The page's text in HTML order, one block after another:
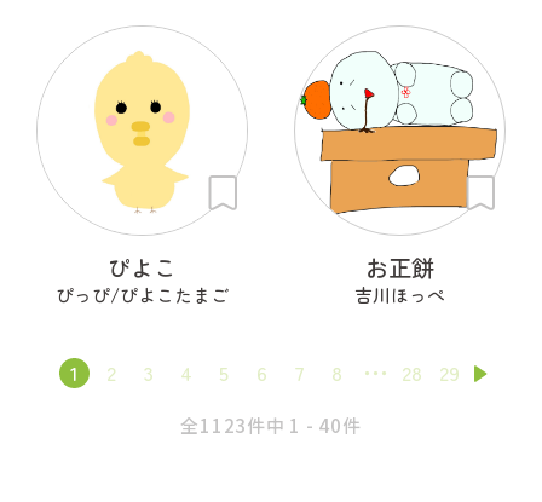
ぴよこ
ぴっぴ/ぴよこたまご
お正餅
吉川ほっぺ
1 2 3 4 5 6 7 8 28 29
全1123件中 1 - 40件